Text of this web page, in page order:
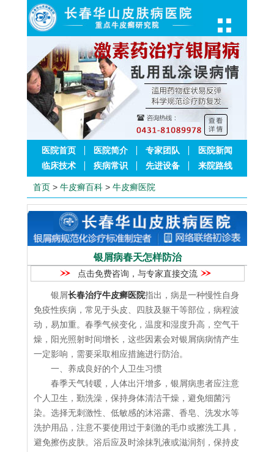
医院首页 医院简介 专家团队
医院新闻
临床技术
疾病常识 先进设备 来院路线
首页 > 牛皮癣百科 > 牛皮癣医院
银屑病春天怎样防治
点击免费咨询，与专家直接交流
银屑长春治疗牛皮癣医院指出，病是一种慢性自身
免疫性疾病，常见于头皮、四肢及躯干等部位，病程波
动，易加重。春季气候变化，温度和湿度升高，空气干
燥，阳光照射时间增长，这些因素会对银屑病病情产生
一定影响，需要采取相应措施进行防治。
一、养成良好的个人卫生习惯
春季天气转暖，人体出汗增多，银屑病患者应注意
个人卫生，勤洗澡，保持身体清洁干燥，避免细菌污
染。选择无刺激性、低敏感的沐浴露、香皂、洗发水等
洗护用品，注意不要使用过于刺激的毛巾或擦洗工具，
避免擦伤皮肤。浴后应及时涂抹乳液或滋润剂，保持皮